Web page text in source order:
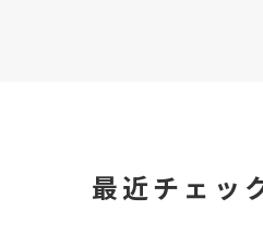
最近チェッ